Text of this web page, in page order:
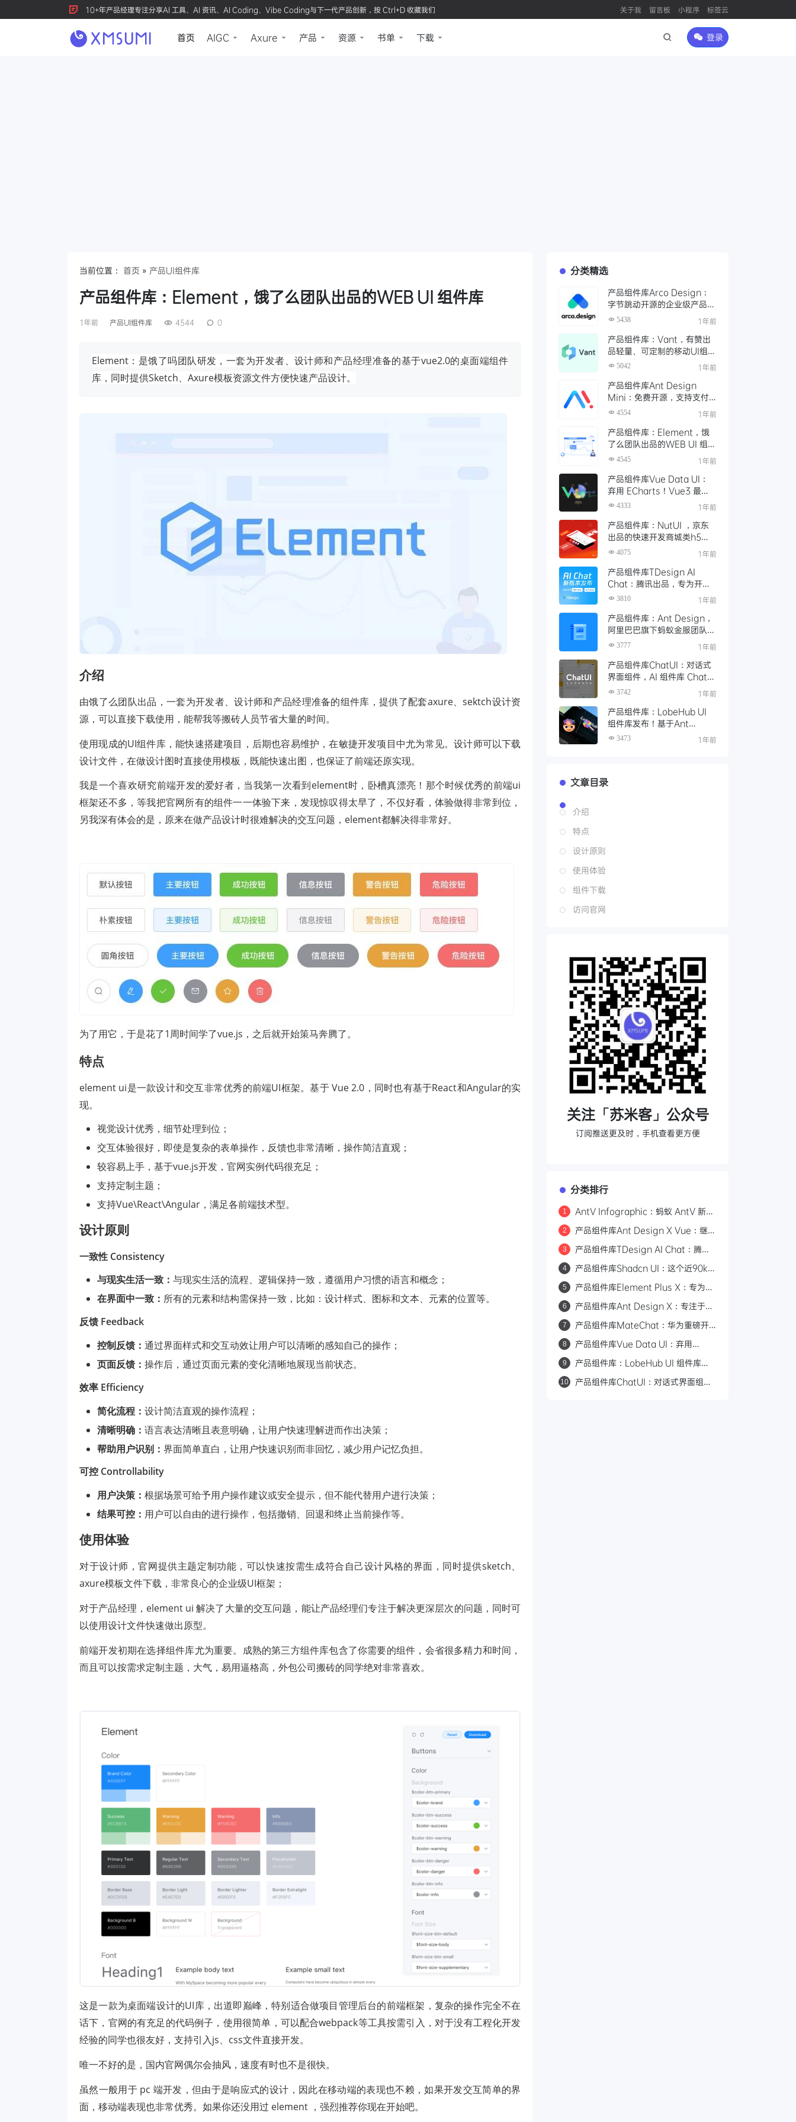
10+年产品经理专注分享AI 工具、AI 资讯、AI Coding、Vibe Coding与下一代产品创新，按 Ctrl+D 收藏我们 关于我 留言板 小程序 标签云
首页 AIGC Axure 产品 资源 书单 下载 登录
当前位置： 首页 » 产品UI组件库
产品组件库：Element，饿了么团队出品的WEB UI 组件库
1年前 产品UI组件库 4544 0
Element：是饿了吗团队研发，一套为开发者、设计师和产品经理准备的基于vue2.0的桌面端组件
库，同时提供Sketch、Axure模板资源文件方便快速产品设计。
介绍
由饿了么团队出品，一套为开发者、设计师和产品经理准备的组件库，提供了配套axure、sektch设计资
源，可以直接下载使用，能帮我等搬砖人员节省大量的时间。
使用现成的UI组件库，能快速搭建项目，后期也容易维护，在敏捷开发项目中尤为常见。设计师可以下载
设计文件，在做设计图时直接使用模板，既能快速出图，也保证了前端还原实现。
我是一个喜欢研究前端开发的爱好者，当我第一次看到element时，卧槽真漂亮！那个时候优秀的前端ui
框架还不多，等我把官网所有的组件一一体验下来，发现惊叹得太早了，不仅好看，体验做得非常到位，
另我深有体会的是，原来在做产品设计时很难解决的交互问题，element都解决得非常好。
为了用它，于是花了1周时间学了vue.js，之后就开始策马奔腾了。
特点
element ui是一款设计和交互非常优秀的前端UI框架。基于 Vue 2.0，同时也有基于React和Angular的实
现。
视觉设计优秀，细节处理到位；
交互体验很好，即使是复杂的表单操作，反馈也非常清晰，操作简洁直观；
较容易上手，基于vue.js开发，官网实例代码很充足；
支持定制主题；
支持Vue\React\Angular，满足各前端技术型。
设计原则
一致性 Consistency
与现实生活一致： 与现实生活的流程、逻辑保持一致，遵循用户习惯的语言和概念；
在界面中一致： 所有的元素和结构需保持一致，比如：设计样式、图标和文本、元素的位置等。
反馈 Feedback
控制反馈： 通过界面样式和交互动效让用户可以清晰的感知自己的操作；
页面反馈： 操作后，通过页面元素的变化清晰地展现当前状态。
效率 Efficiency
简化流程： 设计简洁直观的操作流程；
清晰明确： 语言表达清晰且表意明确，让用户快速理解进而作出决策；
帮助用户识别： 界面简单直白，让用户快速识别而非回忆，减少用户记忆负担。
可控 Controllability
用户决策： 根据场景可给予用户操作建议或安全提示，但不能代替用户进行决策；
结果可控： 用户可以自由的进行操作，包括撤销、回退和终止当前操作等。
使用体验
对于设计师，官网提供主题定制功能，可以快速按需生成符合自己设计风格的界面，同时提供sketch、
axure模板文件下载，非常良心的企业级UI框架；
对于产品经理，element ui 解决了大量的交互问题，能让产品经理们专注于解决更深层次的问题，同时可
以使用设计文件快速做出原型。
前端开发初期在选择组件库尤为重要。成熟的第三方组件库包含了你需要的组件，会省很多精力和时间，
而且可以按需求定制主题，大气，易用逼格高，外包公司搬砖的同学绝对非常喜欢。
这是一款为桌面端设计的UI库，出道即巅峰，特别适合做项目管理后台的前端框架，复杂的操作完全不在
话下，官网的有充足的代码例子，使用很简单，可以配合webpack等工具按需引入，对于没有工程化开发
经验的同学也很友好，支持引入js、css文件直接开发。
唯一不好的是，国内官网偶尔会抽风，速度有时也不是很快。
虽然一般用于 pc 端开发，但由于是响应式的设计，因此在移动端的表现也不赖，如果开发交互简单的界
面，移动端表现也非常优秀。如果你还没用过 element ，强烈推荐你现在开始吧。
分类精选
产品组件库Arco Design：
字节跳动开源的企业级产品设
计系统
5438 1年前
产品组件库：Vant，有赞出
品轻量、可定制的移动UI组件
库 5042 1年前
产品组件库Ant Design
Mini：免费开源，支持支付
宝与微信小程序的高效UI组件
4554 1年前
产品组件库：Element，饿
了么团队出品的WEB UI 组件
库 4545 1年前
产品组件库Vue Data UI：
弃用 ECharts！Vue3 最强
图表库诞生！
4333 1年前
产品组件库：NutUI ，京东
出品的快速开发商城类h5、
小程序的移动端 UI 组件库
4075 1年前
产品组件库TDesign AI
Chat：腾讯出品，专为开发
者提供AI交互界面解决方案
3810 1年前
产品组件库：Ant Design，
阿里巴巴旗下蚂蚁金服团队出
品的的企业级 UI 组件库
3777 1年前
产品组件库ChatUI：对话式
界面组件，AI 组件库 ChatUI
3.0 正式发布！
3742 1年前
产品组件库：LobeHub UI
组件库发布！基于Ant
Design AIGC UI 的AI 组
3473 1年前
文章目录
介绍
特点
设计原则
使用体验
组件下载
访问官网
关注「苏米客」公众号
订阅推送更及时，手机查看更方便
分类排行
1
AntV Infographic：蚂蚁 AntV 新引
图，让数据可视化变得简洁高效
2
产品组件库Ant Design X Vue：继
件库发
3
产品组件库TDesign AI Chat：腾讯
方案
4
产品组件库Shadcn UI：这个近90k
成的标配！
5
产品组件库Element Plus X：专为
6
产品组件库Ant Design X：专注于
建一个功能完整的套壳聊天工具
7
产品组件库MateChat：华为重磅开
8
产品组件库Vue Data UI：弃用
9
产品组件库：LobeHub UI 组件库发
组件！
10
产品组件库ChatUI：对话式界面组